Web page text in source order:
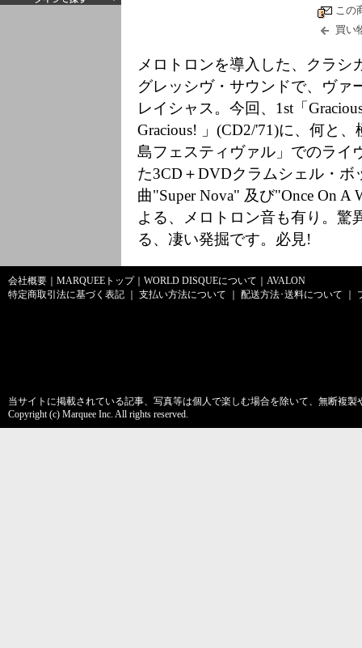
この
買い
メロトロンを導入した、クラ
グレッシヴ・サウンドで、ヴァ
レイシャス。今回、1st「
Gracious! 」(CD2/'71)に、何と
島フェスティヴァル」でのライ
た3CD＋DVDクラムシェル・
曲"Super Nova" 及び"Once On
よる、メロトロン音も有り。驚
る、凄い発掘です。必見!
会社概要 MARQUEEトップ｜ WORLD DISQUEについて
AVALON
特定商取引法に基づく表記
支払い方法について 配送方法･送料について
当サイトに掲載されている記事、写真等は個人で楽しむ場合を除いて、無断複
Copyright (c) Marquee Inc. All rights reserved.